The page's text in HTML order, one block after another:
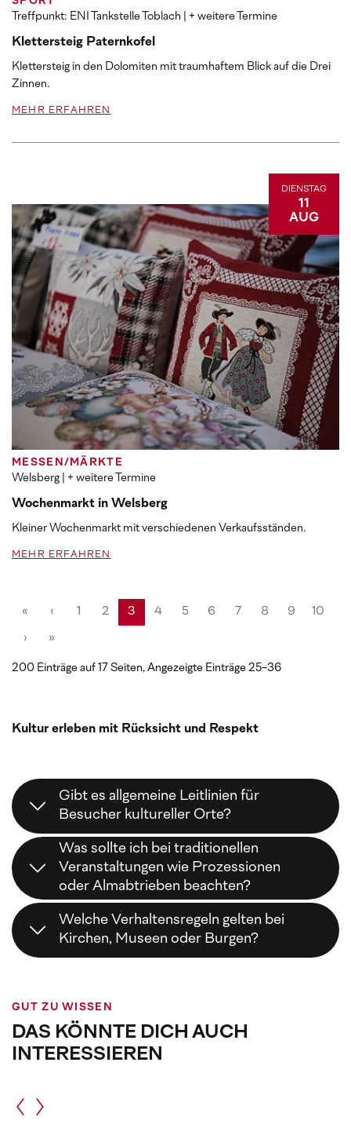
Treffpunkt: ENI Tankstelle Toblach | + weitere Termine
Klettersteig Paternkofel
Klettersteig in den Dolomiten mit traumhaftem Blick auf die Drei
Zinnen.
MEHR ERFAHREN
DIENSTAG
11
AUG
MESSEN/MÄRKTE
Welsberg | + weitere Termine
Wochenmarkt in Welsberg
Kleiner Wochenmarkt mit verschiedenen Verkaufsständen.
MEHR ERFAHREN
« ‹ 1 2 3 4 5 6 7 8 9 10
› »
200 Einträge auf 17 Seiten, Angezeigte Einträge 25-36
Kultur erleben mit Rücksicht und Respekt
Gibt es allgemeine Leitlinien für
Besucher kultureller Orte?
Ja, Respekt , Rücksichtnahme und das
Befolgen
von Hinweisschildern
sind die wichtigsten
Grundsätze. Damit trägst Du zum Erhalt unserer
Kulturschätze bei.
Was sollte ich bei traditionellen
Veranstaltungen wie Prozessionen
oder Almabtrieben beachten?
Abstand zu Tieren und Teilnehmern und genieße
die Traditionen ohne Störungen.
Welche Verhaltensregeln gelten bei
Kirchen, Museen oder Burgen?
Fotografieren ist oft nur eingeschränkt erlaubt.
GUT ZU WISSEN
DAS KÖNNTE DICH AUCH
INTERESSIEREN